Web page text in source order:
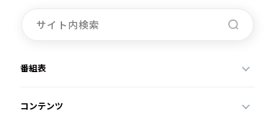
番組表
コンテンツ